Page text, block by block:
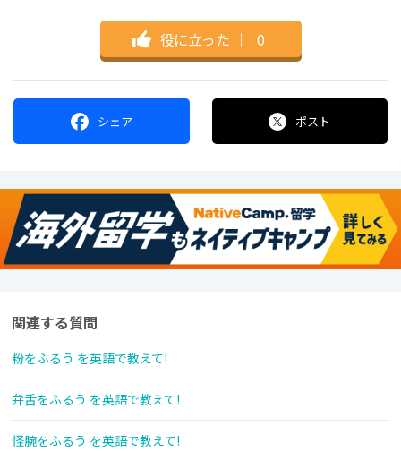
役に立った ｜ 0
シェア ポスト
関連する質問
粉をふるう を英語で教えて!
弁舌をふるう を英語で教えて!
怪腕をふるう を英語で教えて!